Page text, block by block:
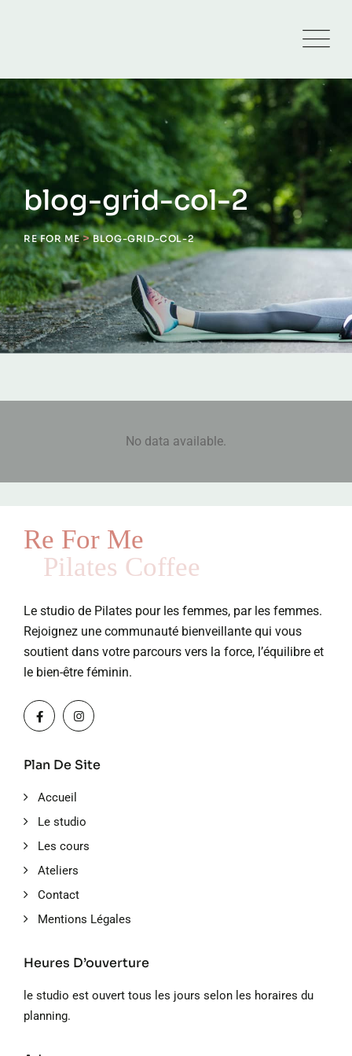
blog-grid-col-2
RE FOR ME>BLOG-GRID-COL-2
No data available.
Re For Me
Pilates Coffee
Le studio de Pilates pour les femmes, par les femmes.
Rejoignez une communauté bienveillante qui vous
soutient dans votre parcours vers la force, l’équilibre et
le bien-être féminin.
Plan De Site
Accueil
Le studio
Les cours
Ateliers
Contact
Mentions Légales
Heures D’ouverture
le studio est ouvert tous les jours selon les horaires du
planning.